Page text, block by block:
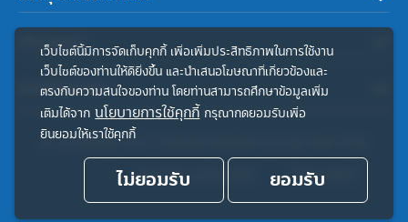
เกี่ยวกับเรา
ลิงค์ที่เกี่ยวข้อง
© สงวนลิขสิทธิ์ 2567 บริษัทหลักทรัพย์จัดการกองทุน ทิสโก้ จำกัด
ประกาศความเป็นส่วนตัว
คำสงวนสิทธิ์
เว็บไซต์นี้มีการจัดเก็บคุกกี้ เพื่อเพิ่มประสิทธิภาพในการใช้งาน
เว็บไซต์ของท่านให้ดียิ่งขึ้น และนำเสนอโฆษณาที่เกี่ยวข้องและ
ตรงกับความสนใจของท่าน โดยท่านสามารถศึกษาข้อมูลเพิ่ม
เติมได้จาก นโยบายการใช้คุกกี้ กรุณากดยอมรับเพื่อ
ยินยอมให้เราใช้คุกกี้
ไม่ยอมรับ ยอมรับ